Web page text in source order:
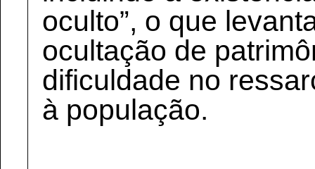
oculto”, o que
ocultação de
dificuldade no
à população.